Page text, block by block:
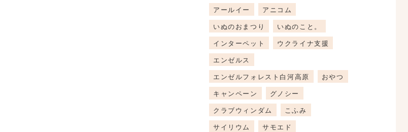
アールイー
アニコム
いぬのおまつり
いぬのこと。
インターペット
ウクライナ支援
エンゼルス
エンゼルフォレスト白河高原
おやつ
キャンペーン
グノシー
クラブウィンダム
こふみ
サイリウム
サモエド